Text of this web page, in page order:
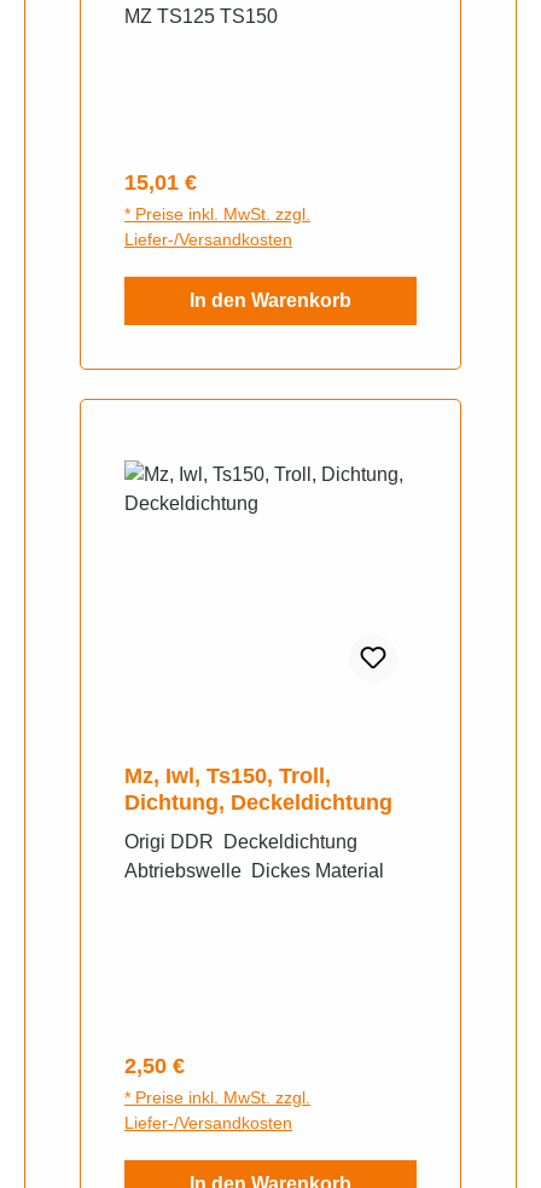
MZ TS125 TS150
Regulärer Preis:
15,01 €
* Preise inkl. MwSt. zzgl.
Liefer-/Versandkosten
In den Warenkorb
Mz, Iwl, Ts150, Troll,
Dichtung, Deckeldichtung
Origi DDR Deckeldichtung
Abtriebswelle Dickes Material
Regulärer Preis:
2,50 €
* Preise inkl. MwSt. zzgl.
Liefer-/Versandkosten